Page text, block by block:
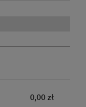
płatności
0,00 zł